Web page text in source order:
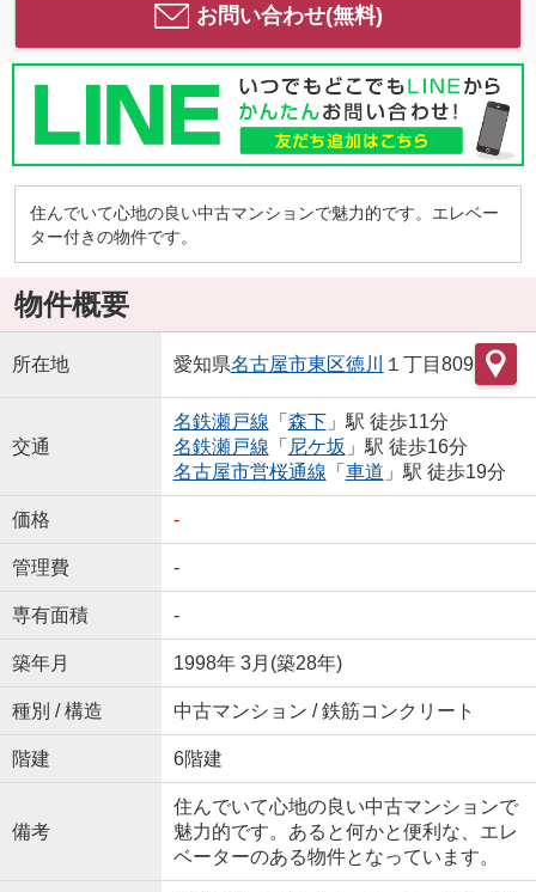
お問い合わせ(無料)
住んでいて心地の良い中古マンションで魅力的です。エレベー
ター付きの物件です。
物件概要
所在地 愛知県名古屋市東区徳川 １丁目809
交通
名鉄瀬戸線 「 森下」駅 徒歩11分
名鉄瀬戸線 「 尼ケ坂 」駅 徒歩16分
名古屋市営桜通線 「 車道 」駅 徒歩19分
価格 -
管理費 -
専有面積 -
築年月 1998年 3月(築28年)
種別 / 構造 中古マンション / 鉄筋コンクリート
階建 6階建
備考
住んでいて心地の良い中古マンションで
魅力的です。あると何かと便利な、エレ
ベーターのある物件となっています。